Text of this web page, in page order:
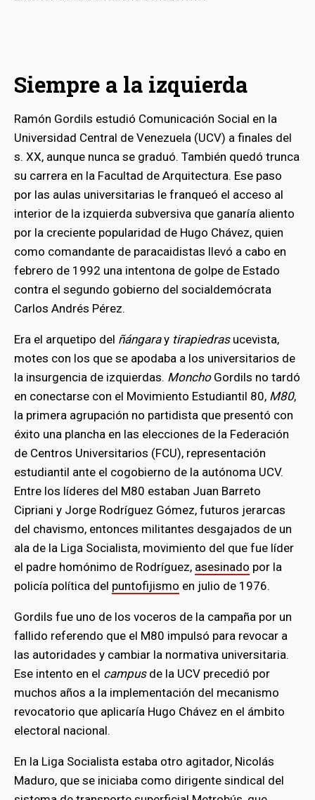
Siempre a la izquierda
Ramón Gordils estudió Comunicación Social en la
Universidad Central de Venezuela (UCV) a finales del
s. XX, aunque nunca se graduó. También quedó trunca
su carrera en la Facultad de Arquitectura. Ese paso
por las aulas universitarias le franqueó el acceso al
interior de la izquierda subversiva que ganaría aliento
por la creciente popularidad de Hugo Chávez, quien
como comandante de paracaidistas llevó a cabo en
febrero de 1992 una intentona de golpe de Estado
contra el segundo gobierno del socialdemócrata
Carlos Andrés Pérez.
Era el arquetipo del ñángaray tirapiedrasucevista,
motes con los que se apodaba a los universitarios de
la insurgencia de izquierdas. MonchoGordils no tardó
en conectarse con el Movimiento Estudiantil 80, M80,
la primera agrupación no partidista que presentó con
éxito una plancha en las elecciones de la Federación
de Centros Universitarios (FCU), representación
estudiantil ante el cogobierno de la autónoma UCV.
Entre los líderes del M80 estaban Juan Barreto
Cipriani y Jorge Rodríguez Gómez, futuros jerarcas
del chavismo, entonces militantes desgajados de un
ala de la Liga Socialista, movimiento del que fue líder
el padre homónimo de Rodríguez, asesinado por la
policía política del puntofijismo en julio de 1976.
Gordils fue uno de los voceros de la campaña por un
fallido referendo que el M80 impulsó para revocar a
las autoridades y cambiar la normativa universitaria.
Ese intento en el campusde la UCV precedió por
muchos años a la implementación del mecanismo
revocatorio que aplicaría Hugo Chávez en el ámbito
electoral nacional.
En la Liga Socialista estaba otro agitador, Nicolás
Maduro, que se iniciaba como dirigente sindical del